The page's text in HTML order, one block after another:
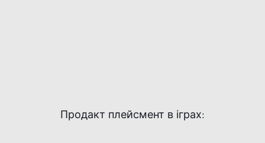
Продакт плейсмент в іграх: